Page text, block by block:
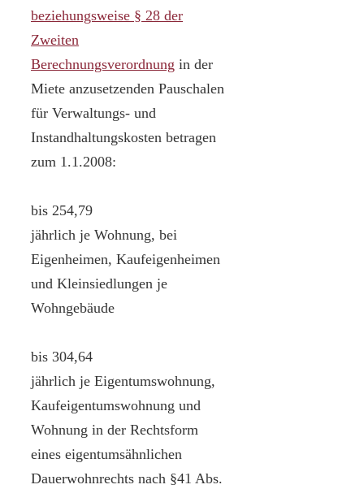
beziehungsweise § 28 der
Zweiten
Berechnungsverordnung in der
Miete anzusetzenden Pauschalen
für Verwaltungs- und
Instandhaltungskosten betragen
zum 1.1.2008:
bis 254,79
jährlich je Wohnung, bei
Eigenheimen, Kaufeigenheimen
und Kleinsiedlungen je
Wohngebäude
bis 304,64
jährlich je Eigentumswohnung,
Kaufeigentumswohnung und
Wohnung in der Rechtsform
eines eigentumsähnlichen
Dauerwohnrechts nach §41 Abs.